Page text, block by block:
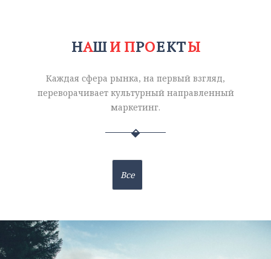
НАА
Ш И
И
ПРОО
Е
ККТЫ
Каждая сфера рынка, на первый взгляд,
переворачивает культурный направленный
маркетинг.
Все